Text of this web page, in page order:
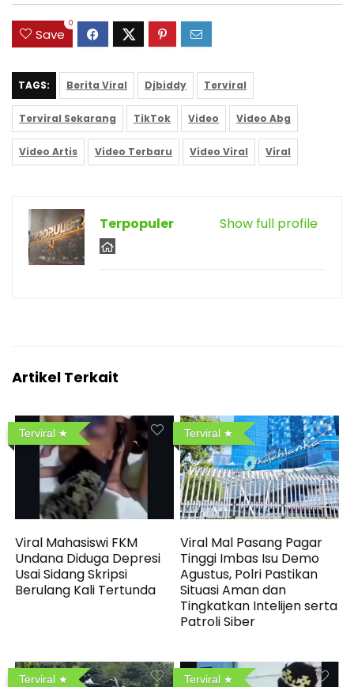
Save
0
TAGS: Berita Viral Djbiddy Terviral
Terviral Sekarang TikTok Video Video Abg
Video Artis Video Terbaru Video Viral Viral
Show full profile
Terpopuler
Artikel Terkait
Terviral
Viral Mahasiswi FKM
Undana Diduga Depresi
Usai Sidang Skripsi
Berulang Kali Tertunda
Terviral
Viral Mal Pasang Pagar
Tinggi Imbas Isu Demo
Agustus, Polri Pastikan
Situasi Aman dan
Tingkatkan Intelijen serta
Patroli Siber
Terviral Terviral